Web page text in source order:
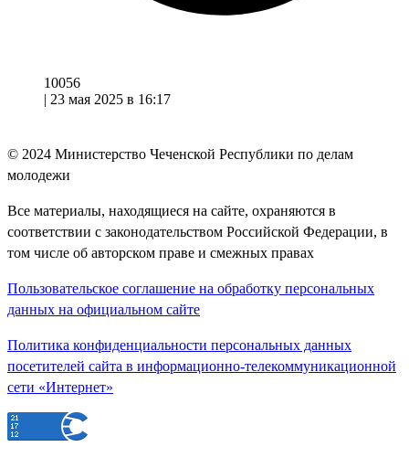
10056
| 23 мая 2025 в 16:17
© 2024 Министерство Чеченской Республики по делам
молодежи
Все материалы, находящиеся на сайте, охраняются в
соответствии с законодательством Российской Федерации, в
том числе об авторском праве и смежных правах
Пользовательское соглашение на обработку персональных
данных на официальном сайте
Политика конфиденциальности персональных данных
посетителей сайта в информационно-телекоммуникационной
сети «Интернет»